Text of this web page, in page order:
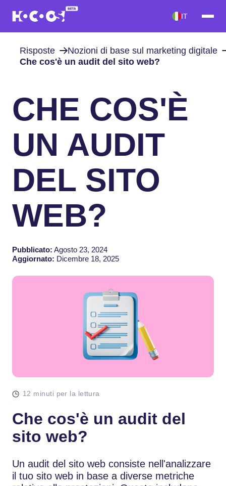
IT
Risposte
Nozioni di base sul marketing digitale
Che cos'è un audit del sito web?
CHE COS'È
UN AUDIT
DEL SITO
WEB?
Pubblicato: Agosto 23, 2024
Aggiornato: Dicembre 18, 2025
12 minuti per la lettura
Che cos'è un audit del
sito web?
Un audit del sito web consiste nell'analizzare
il tuo sito web in base a diverse metriche